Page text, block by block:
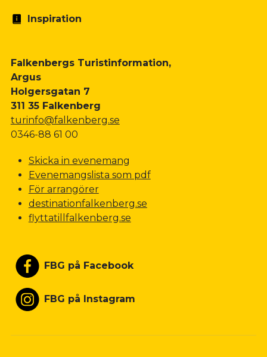
Inspiration
Falkenbergs Turistinformation,
Argus
Holgersgatan 7
311 35 Falkenberg
turinfo@falkenberg.se
0346-88 61 00
Skicka in evenemang
Evenemangslista som pdf
För arrangörer
destinationfalkenberg.se
flyttatillfalkenberg.se
FBG på Facebook
FBG på Instagram